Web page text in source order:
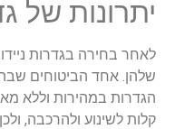
יתרונות של
לאחר בחירה בגדרות
שלהן. אחד הביטוחים
הגדרות במהירות וללא
קלות לשינוע ולהרכבה,